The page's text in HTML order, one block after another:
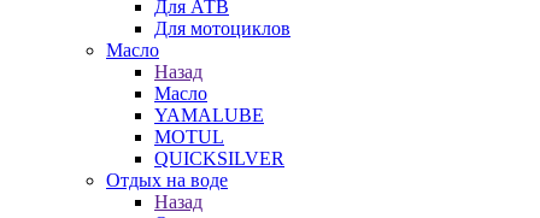
Для АТВ
Для мотоциклов
Масло
Назад
Масло
YAMALUBE
MOTUL
QUICKSILVER
Отдых на воде
Назад